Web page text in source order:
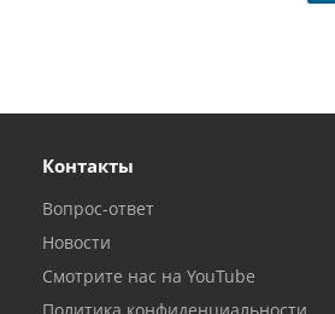
Контакты
Вопрос-ответ
Новости
Смотрите нас на YouTube